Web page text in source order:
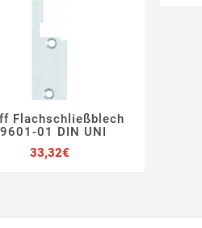
  
Flachschließblech
01 DIN UNI
33,32€Preis